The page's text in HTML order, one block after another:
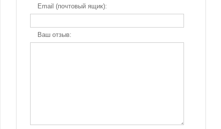
Email (почтовый ящик):
Ваш отзыв: